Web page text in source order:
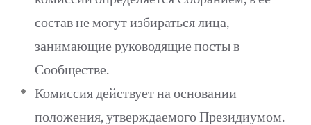
состав не могут избираться лица,
занимающие руководящие посты в
Сообществе.
Комиссия действует на основании
положения, утверждаемого Президиумом.